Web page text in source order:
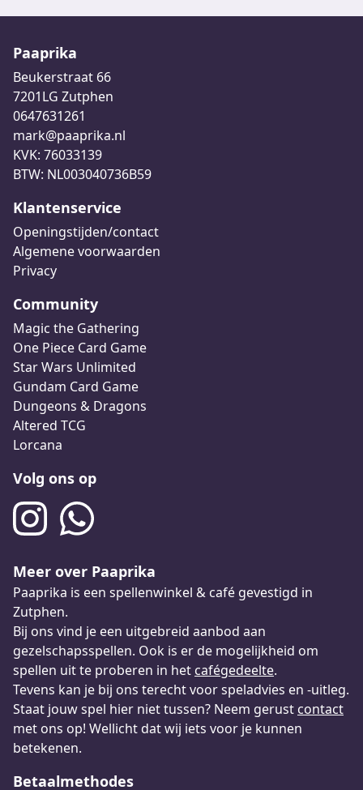
Paaprika
Beukerstraat 66
7201LG Zutphen
0647631261
mark@paaprika.nl
KVK: 76033139
BTW: NL003040736B59
Klantenservice
Openingstijden/contact
Algemene voorwaarden
Privacy
Community
Magic the Gathering
One Piece Card Game
Star Wars Unlimited
Gundam Card Game
Dungeons & Dragons
Altered TCG
Lorcana
Volg ons op
Meer over Paaprika
Paaprika is een spellenwinkel & café gevestigd in
Zutphen.
Bij ons vind je een uitgebreid aanbod aan
gezelschapsspellen. Ook is er de mogelijkheid om
spellen uit te proberen in het cafégedeelte.
Tevens kan je bij ons terecht voor speladvies en -uitleg.
Staat jouw spel hier niet tussen? Neem gerust contact
met ons op! Wellicht dat wij iets voor je kunnen
betekenen.
Betaalmethodes